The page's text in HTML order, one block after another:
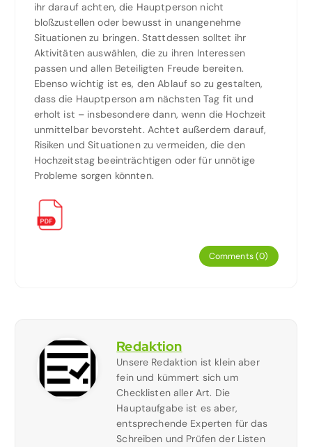
ihr darauf achten, die Hauptperson nicht
bloßzustellen oder bewusst in unangenehme
Situationen zu bringen. Stattdessen solltet ihr
Aktivitäten auswählen, die zu ihren Interessen
passen und allen Beteiligten Freude bereiten.
Ebenso wichtig ist es, den Ablauf so zu gestalten,
dass die Hauptperson am nächsten Tag fit und
erholt ist – insbesondere dann, wenn die Hochzeit
unmittelbar bevorsteht. Achtet außerdem darauf,
Risiken und Situationen zu vermeiden, die den
Hochzeitstag beeinträchtigen oder für unnötige
Probleme sorgen könnten.
Comments (0)
Redaktion
Unsere Redaktion ist klein aber
fein und kümmert sich um
Checklisten aller Art. Die
Hauptaufgabe ist es aber,
entsprechende Experten für das
Schreiben und Prüfen der Listen